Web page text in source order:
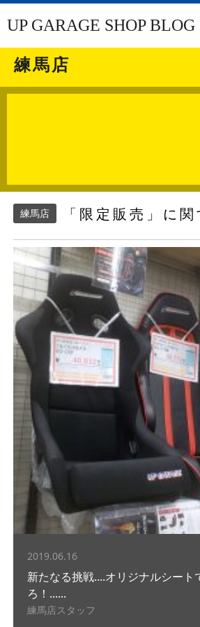
UP GARAGE SHOP BLOG
練馬店
練馬店 「限定販売」に
2019.06.16
新たなる挑戦....オリジナルシート
ろ！......
練馬店スタッフ